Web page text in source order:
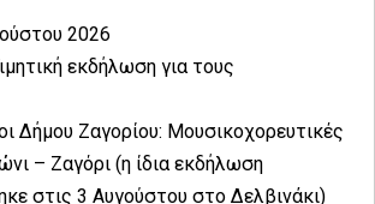
2026
εκδήλωση για τους
Δήμου Ζαγορίου: Μουσικοχορευτικές
– Ζαγόρι (η ίδια εκδήλωση
στις 3 Αυγούστου στο Δελβινάκι)